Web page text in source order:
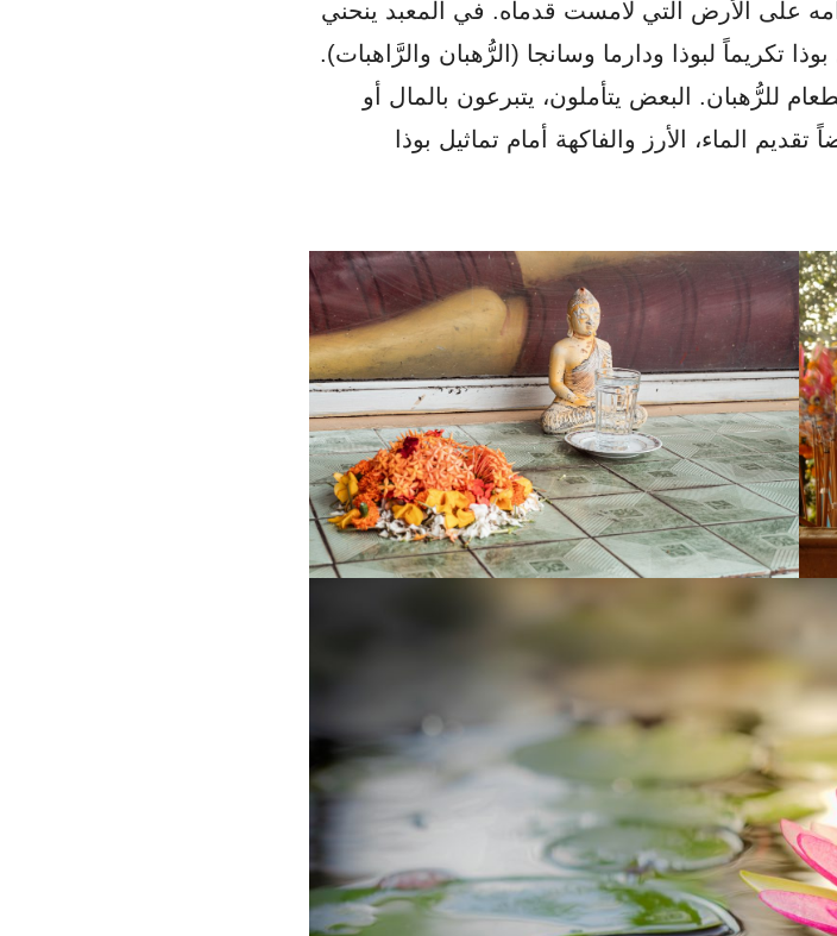
على الأرض التي لامست قدماه. في المعبد ينحني
تكريماً لبوذا ودارما وسانجا (الرُّهبان والرَّاهبات).
للرُّهبان. البعض يتأملون، يتبرعون بالمال أو
تقديم الماء، الأرز والفاكهة أمام تماثيل بوذا